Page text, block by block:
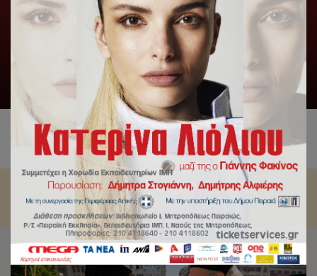
Αρχική Γενική Κατηγορία ,Δελτία Τύπου,Λατρευτική
/
Ο Πειραιάς υποδέχθηκε την Τιμία Χείρα του Αγίου
Δημητρίου Γκαγκαστάθη.